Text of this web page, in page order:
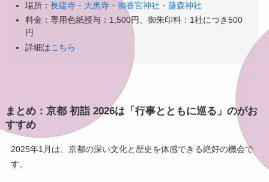
場所：長建寺 ・ 大黒寺 ・御香宮神社 ・藤森神社
料金：専用色紙授与：1,500円、御朱印料：1社につき500
円
詳細はこちら
まとめ：京都 初詣 2026は「行事とともに巡る」のがお
すすめ
2025年1月は、京都の深い文化と歴史を体感できる絶好の機会で
す。